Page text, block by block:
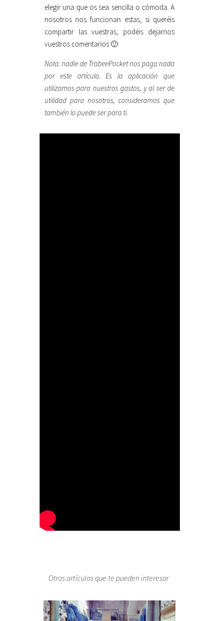
elegir una que os sea sencilla o cómoda. A
nosotros nos funcionan estas, si queréis
compartir las vuestras, podéis dejarnos
vuestros comentarios 🙂
Nota: nadie de TrabeePocket nos paga nada
por este artículo. Es la aplicación que
utilizamos para nuestros gastos, y al ser de
utilidad para nosotros, consideramos que
también lo puede ser para ti.
Otros artículos que te pueden interesar